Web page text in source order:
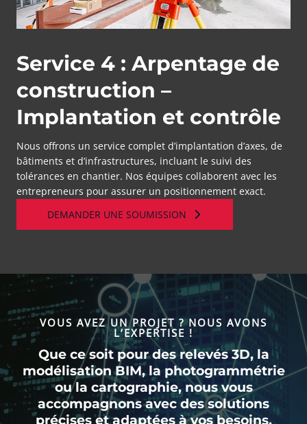
Service 4 : Arpentage de
construction –
Implantation et contrôle
Nous offrons un service complet d’implantation d’axes, de
bâtiments et d’infrastructures, incluant le suivi des
tolérances en chantier. Nos équipes collaborent avec les
entrepreneurs pour assurer un positionnement exact.
DEMANDER UNE SOUMISSION
VOUS AVEZ UN PROJET ? NOUS AVONS
L’EXPERTISE !
Que ce soit pour des relevés 3D, la
modélisation BIM, la photogrammétrie
ou la cartographie, nous vous
accompagnons avec des solutions
précises et adaptées à vos besoins.